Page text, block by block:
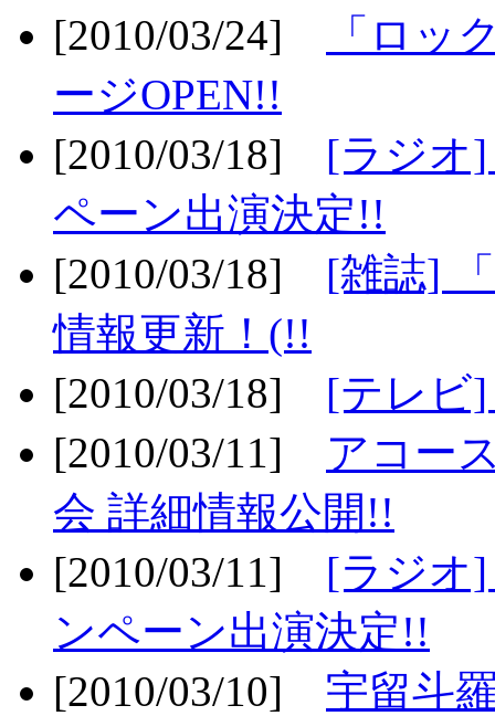
[2010/03/24]
「ロッ
ージOPEN!!
[2010/03/18] [ラジオ
ペーン出演決定!!
[2010/03/18] [雑誌]
情報更新！(!!
[2010/03/18] [テレビ
[2010/03/11] アコー
会 詳細情報公開!!
[2010/03/11] [ラジオ
ンペーン出演決定!!
[2010/03/10] 宇留斗